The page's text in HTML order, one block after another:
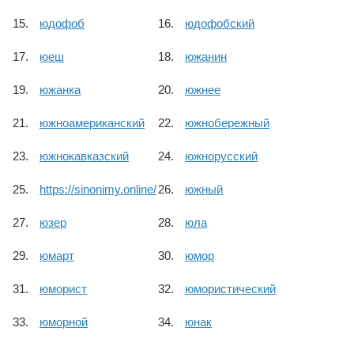
юдофоб юдофобский
юеш южанин
южанка южнее
южноамериканский южнобережный
южнокавказский южнорусский
https://sinonimy.online/ южный
юзер юла
юмарт юмор
юморист юмористический
юморной юнак